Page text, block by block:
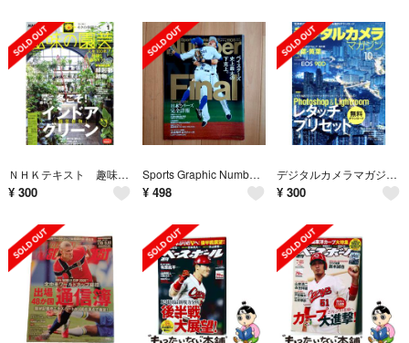
ＮＨＫテキスト 趣味の園芸(１ ２０２１) 月刊誌／ＮＨＫ出版
¥ 300
Sports Graphic Number1108 ベイスターズ日本一 大谷翔平
¥ 498
デジタルカメラマガジン(２０１９年１０月号) 月刊誌／インプレス
¥ 300